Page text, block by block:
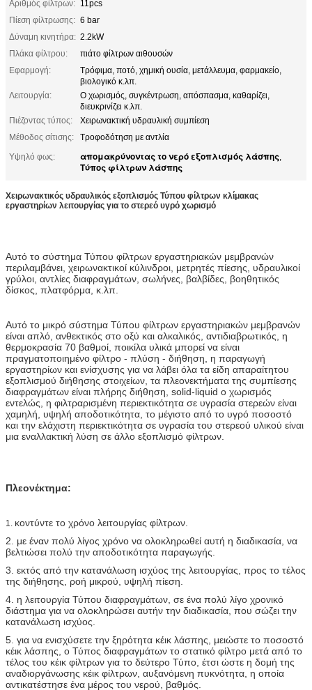
Αριθμός φίλτρων: 11pcs
Πίεση φίλτρωσης: 6 bar
Δύναμη κινητήρα: 2.2kW
Πλάκα φίλτρου:
πιάτο φίλτρων αιθουσών
Εφαρμογή:
Τρόφιμα, ποτό, χημική ουσία, μετάλλευμα, φαρμακείο,
βιολογικό κ.λπ.
Λειτουργία:
Ο χωρισμός, συγκέντρωση, απόσπασμα, καθαρίζει,
διευκρινίζει κ.λπ.
Πιέζοντας τύπος:
Χειρωνακτική υδραυλική συμπίεση
Μέθοδος σίτισης:
Τροφοδότηση με αντλία
Υψηλό φως:
απομακρύνοντας το νερό εξοπλισμός λάσπης,
Τύπος φίλτρων λάσπης
Χειρωνακτικός υδραυλικός εξοπλισμός Τύπου φίλτρων κλίμακας
εργαστηρίων λειτουργίας για το στερεό υγρό χωρισμό
Αυτό το σύστημα Τύπου φίλτρων εργαστηριακών μεμβρανών
περιλαμβάνει, χειρωνακτικοί κύλινδροι, μετρητές πίεσης, υδραυλικοί
γρύλοι, αντλίες διαφραγμάτων, σωλήνες, βαλβίδες, βοηθητικός
δίσκος, πλατφόρμα, κ.λπ.
Αυτό το μικρό σύστημα Τύπου φίλτρων εργαστηριακών μεμβρανών
είναι απλό, ανθεκτικός στο οξύ και αλκαλικός, αντιδιαβρωτικός, η
θερμοκρασία 70 βαθμοί, ποικίλα υλικά μπορεί να είναι
πραγματοποιημένο φίλτρο - πλύση - διήθηση, η παραγωγή
εργαστηρίων και ενίσχυσης για να λάβει όλα τα είδη απαραίτητου
εξοπλισμού διήθησης στοιχείων, τα πλεονεκτήματα της συμπίεσης
διαφραγμάτων είναι πλήρης διήθηση, solid-liquid ο χωρισμός
εντελώς, η φιλτραρισμένη περιεκτικότητα σε υγρασία στερεών είναι
χαμηλή, υψηλή αποδοτικότητα, το μέγιστο από το υγρό ποσοστό
και την ελάχιστη περιεκτικότητα σε υγρασία του στερεού υλικού είναι
μια εναλλακτική λύση σε άλλο εξοπλισμό φίλτρων.
Πλεονέκτημα:
1. κοντύντε το χρόνο λειτουργίας φίλτρων.
2. με έναν πολύ λίγος χρόνο να ολοκληρωθεί αυτή η διαδικασία, να
βελτιώσει πολύ την αποδοτικότητα παραγωγής.
3. εκτός από την κατανάλωση ισχύος της λειτουργίας, προς το τέλος
της διήθησης, ροή μικρού, υψηλή πίεση.
4. η λειτουργία Τύπου διαφραγμάτων, σε ένα πολύ λίγο χρονικό
διάστημα για να ολοκληρώσει αυτήν την διαδικασία, που σώζει την
κατανάλωση ισχύος.
5. για να ενισχύσετε την ξηρότητα κέικ λάσπης, μειώστε το ποσοστό
κέικ λάσπης, ο Τύπος διαφραγμάτων το στατικό φίλτρο μετά από το
τέλος του κέικ φίλτρων για το δεύτερο Τύπο, έτσι ώστε η δομή της
αναδιοργάνωσης κέικ φίλτρων, αυξανόμενη πυκνότητα, η οποία
αντικατέστησε ένα μέρος του νερού, βαθμός.